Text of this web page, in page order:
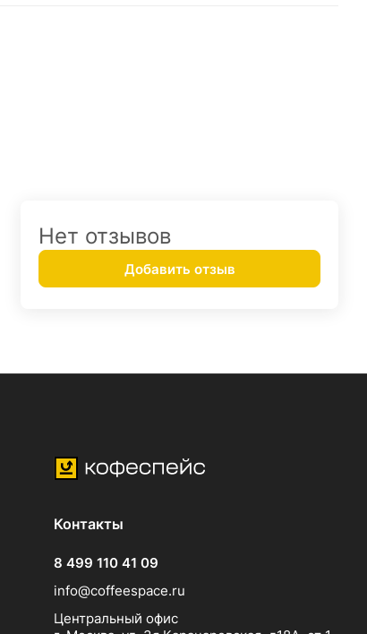
Нет отзывов
Добавить отзыв
Контакты
8 499 110 41 09
info@coffeespace.ru
Центральный офис